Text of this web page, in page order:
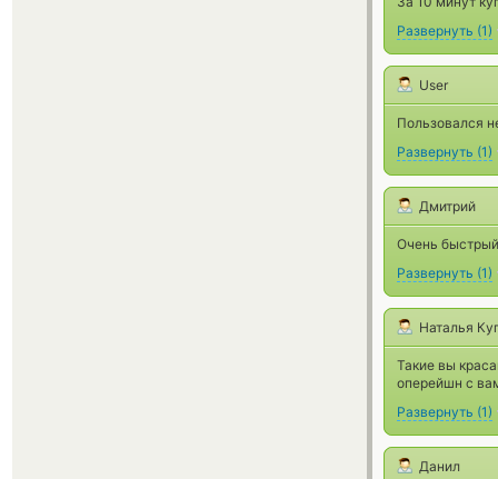
Развернуть (1)
User
Пользовался
Развернуть (1)
Дмитрий
Очень
Развернуть (1)
Наталья
Такие вы
оперейшн с
Развернуть (1)
Данил